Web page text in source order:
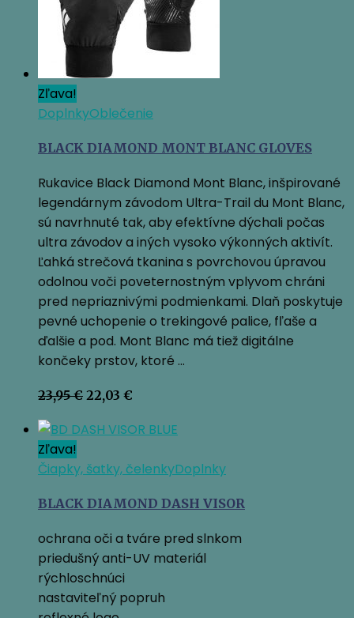
Zľava!
DoplnkyOblečenie
BLACK DIAMOND MONT BLANC GLOVES
Rukavice Black Diamond Mont Blanc, inšpirované
legendárnym závodom Ultra-Trail du Mont Blanc,
sú navrhnuté tak, aby efektívne dýchali počas
ultra závodov a iných vysoko výkonných aktivít.
Ľahká strečová tkanina s povrchovou úpravou
odolnou voči poveternostným vplyvom chráni
pred nepriaznivými podmienkami. Dlaň poskytuje
pevné uchopenie o trekingové palice, fľaše a
ďalšie a pod. Mont Blanc má tiež digitálne
končeky prstov, ktoré …
23,95€ Pôvodná
bola:
22,03 €
je:
Zľava!
Čiapky, šatky, čelenkyDoplnky
BLACK DIAMOND DASH VISOR
ochrana oči a tváre pred slnkom
priedušný anti-UV materiál
rýchloschnúci
nastaviteľný popruh